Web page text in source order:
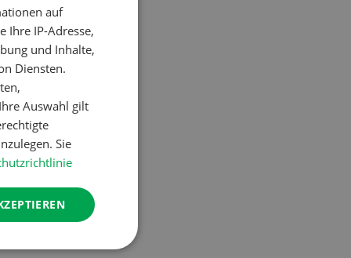
ohne
die
FRENCH
auf
Ihre IP-Adresse,
und Inhalte,
Diensten.
Auswahl gilt
Sie